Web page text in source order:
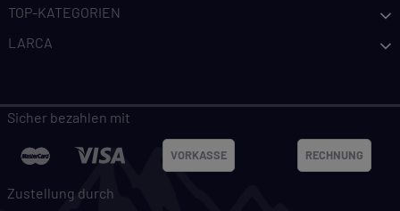
TOP-KATEGORIEN
LARCA
Sicher bezahlen mit
VORKASSE RECHNUNG
Zustellung durch